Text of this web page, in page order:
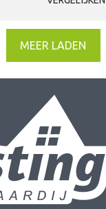
MEER LADEN